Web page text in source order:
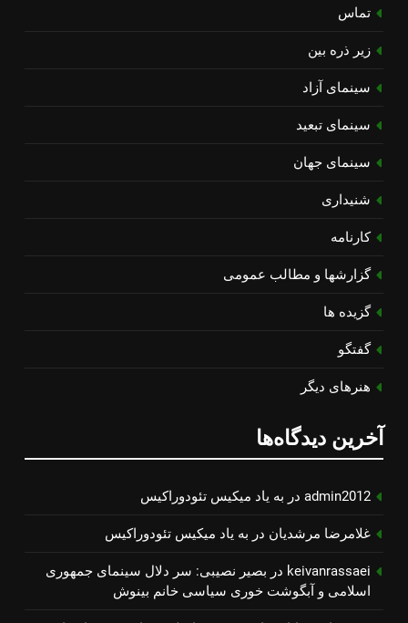
تماس
زیر ذره بین
سینمای آزاد
سینمای تبعید
سینمای جهان
شنیداری
کارنامه
گزارشها و مطالب عمومی
گزیده ها
گفتگو
هنرهای دیگر
آخرین دیدگاه‌ها
admin2012 در به یاد میكیس تئودوراكیس
غلامرضا مرشدیان در به یاد میكیس تئودوراكیس
keivanrassaei در بصیر نصیبی: سر دلال سینمای جمهوری
اسلامی و آبگوشت خوری سیاسی خانم بینوش